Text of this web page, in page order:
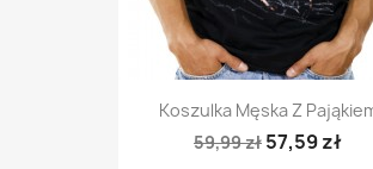
Koszulka Męska Z
59,99 zł 57,59 zł